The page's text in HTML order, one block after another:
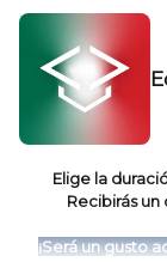
Elige la
Recibirás
¡Será un gusto